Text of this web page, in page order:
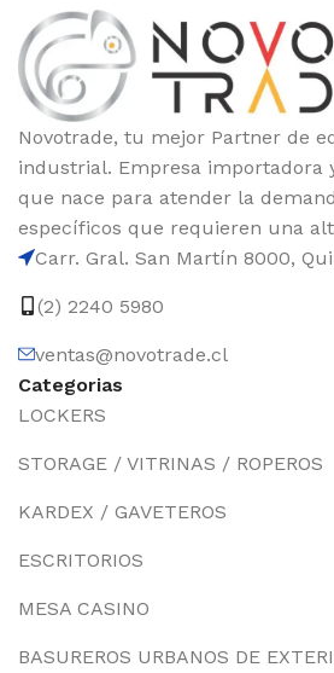
Novotrade, tu mejor Partner de
industrial. Empresa importadora
que nace para atender la
específicos que requieren una
Carr. Gral. San Martín 8000,
(2) 2240 5980
ventas@novotrade.cl
Categorias
LOCKERS
STORAGE / VITRINAS / ROPEROS
KARDEX / GAVETEROS
ESCRITORIOS
MESA CASINO
BASUREROS URBANOS DE